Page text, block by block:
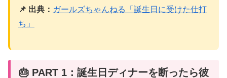
📌 出典： ガールズちゃんねる「誕生日に受けた仕打
ち」
🎂 PART 1：誕生日ディナーを断ったら彼